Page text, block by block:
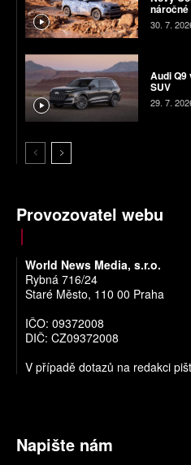
30. 7.
Audi
SUV
29. 7.
Provozovatel webu
World News Media, s.r.o.
Rybná 716/24
Staré Město, 110 00 Praha
IČO: 09372008
DIČ: CZ09372008
V případě dotazů na redakci
Napište nám